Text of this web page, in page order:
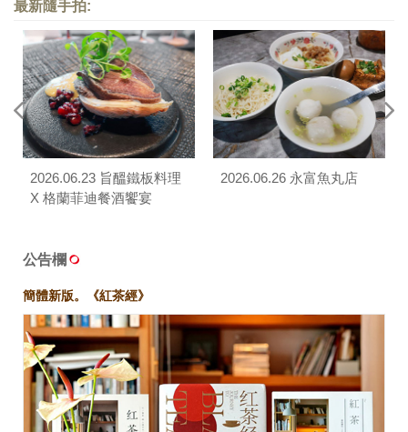
最新隨手拍:
2026.06.23 旨醞鐵板料理
X 格蘭菲迪餐酒饗宴
2026.06.26 永富魚丸店
公告欄
簡體新版。《紅茶經》